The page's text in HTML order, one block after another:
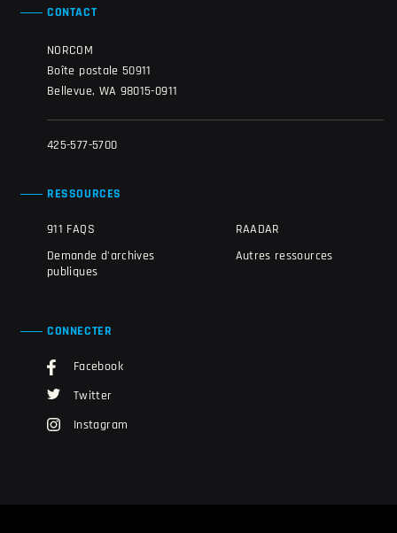
CONTACT
NORCOM
Boîte postale 50911
Bellevue, WA 98015-0911
425-577-5700
RESSOURCES
911 FAQS
Demande d'archives
publiques
RAADAR
Autres ressources
CONNECTER
Facebook
Twitter
Instagram